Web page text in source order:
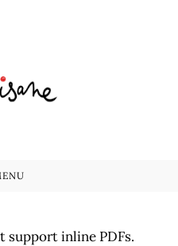
support inline PDFs.